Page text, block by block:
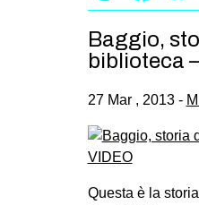
Baggio,
biblioteca
27 Mar , 2013 -
Questa è la